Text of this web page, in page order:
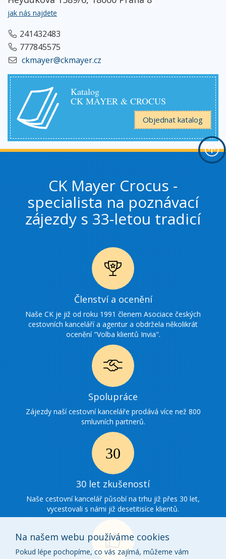
jak nás najdete
241432483
777845575
ckmayer@ckmayer.cz
Katalog
CK MAYER & CROCUS
Objednat katalog
CK Mayer Crocus -
specialista na poznávací
zájezdy s 33-letou tradicí
Ikonka
ocenění
Členství a ocenění
Naše CK je již od roku 1991 členem Asociace českých
cestovních kanceláří a agentur a obdržela několikrát
ocenění "Volba klientů Invia".
Ikonka
spolupráce
Spolupráce
Zájezdy naší cestovní kanceláře prodává více než 800
smluvních partnerů.
30 Ikonka
zkušenosti
30 let zkušeností
Naše cestovní kancelář působí na trhu již přes 30 let,
vycestovali s námi již desetitisíce klientů.
Na našem webu používáme cookies
Pokud lépe pochopíme, co vás zajímá, můžeme vám